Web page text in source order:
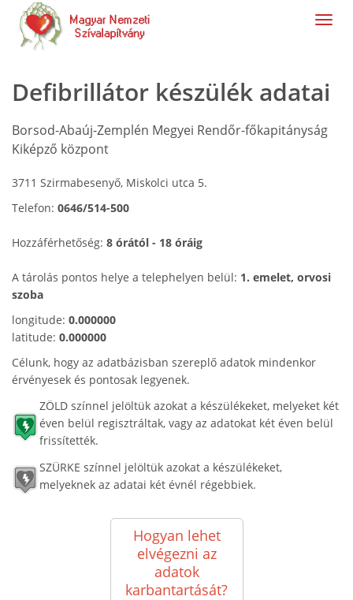
Defibrillátor készülék adatai
Borsod-Abaúj-Zemplén Megyei Rendőr-főkapitányság
Kiképző központ
3711 Szirmabesenyő, Miskolci utca 5.
Telefon: 0646/514-500
Hozzáférhetőség: 8 órától - 18 óráig
A tárolás pontos helye a telephelyen belül: 1. emelet, orvosi
szoba
longitude: 0.000000
latitude: 0.000000
Célunk, hogy az adatbázisban szereplő adatok mindenkor
érvényesek és pontosak legyenek.
ZÖLD színnel jelöltük azokat a készülékeket, melyeket két
éven belül regisztráltak, vagy az adatokat két éven belül
frissítették.
SZÜRKE színnel jelöltük azokat a készülékeket,
melyeknek az adatai két évnél régebbiek.
Hogyan lehet
elvégezni az
adatok
karbantartását?